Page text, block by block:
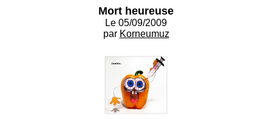
soit encore frappé par un texte désarmant de naïveté, à la
recette simple et éprouvée : style d'enfant de six ans,
mitraille de fautes grotesques, confusion mentale,
Mort heureuse
Le 05/09/2009
par Korneumuz